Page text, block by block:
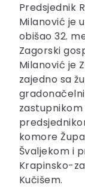
Predsjednik
Milanović je
obišao 32.
Zagorski
Milanović je
zajedno sa
komore
Švaljekom i
Krapinsko-
Kučišem.